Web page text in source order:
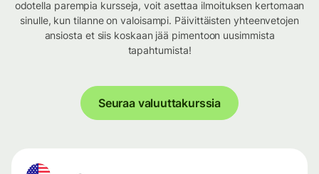
odotella parempia kursseja, voit asettaa ilmoituksen kertomaan
sinulle, kun tilanne on valoisampi. Päivittäisten yhteenvetojen
ansiosta et siis koskaan jää pimentoon uusimmista
tapahtumista!
Seuraa valuuttakurssia